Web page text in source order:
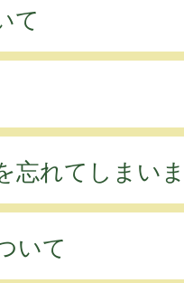
て
忘れてしまい
いて